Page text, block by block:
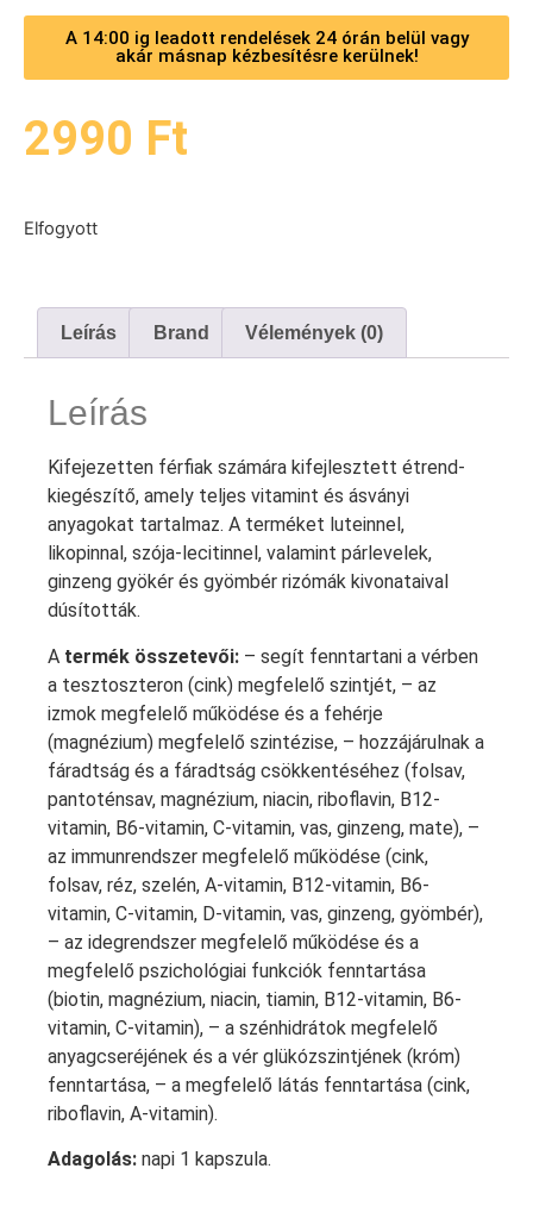
A 14:00 ig leadott rendelések 24 órán belül vagy
akár másnap kézbesítésre kerülnek!
2990 Ft
Elfogyott
Leírás Brand Vélemények (0)
Leírás
Kifejezetten férfiak számára kifejlesztett étrend-
kiegészítő, amely teljes vitamint és ásványi
anyagokat tartalmaz. A terméket luteinnel,
likopinnal, szója-lecitinnel, valamint párlevelek,
ginzeng gyökér és gyömbér rizómák kivonataival
dúsították.
A termék összetevői: – segít fenntartani a vérben
a tesztoszteron (cink) megfelelő szintjét, – az
izmok megfelelő működése és a fehérje
(magnézium) megfelelő szintézise, – hozzájárulnak a
fáradtság és a fáradtság csökkentéséhez (folsav,
pantoténsav, magnézium, niacin, riboflavin, B12-
vitamin, B6-vitamin, C-vitamin, vas, ginzeng, mate), –
az immunrendszer megfelelő működése (cink,
folsav, réz, szelén, A-vitamin, B12-vitamin, B6-
vitamin, C-vitamin, D-vitamin, vas, ginzeng, gyömbér),
– az idegrendszer megfelelő működése és a
megfelelő pszichológiai funkciók fenntartása
(biotin, magnézium, niacin, tiamin, B12-vitamin, B6-
vitamin, C-vitamin), – a szénhidrátok megfelelő
anyagcseréjének és a vér glükózszintjének (króm)
fenntartása, – a megfelelő látás fenntartása (cink,
riboflavin, A-vitamin).
Adagolás: napi 1 kapszula.